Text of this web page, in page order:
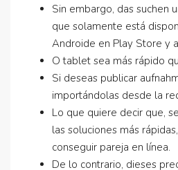
Sin embargo, das suchen
que solamente está
Androide en Play Store y
O tablet sea más rápido
Si deseas publicar
importándolas desde la
Lo que quiere decir que,
las soluciones más
conseguir pareja en línea.
De lo contrario, dieses